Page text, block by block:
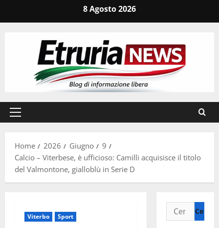
8 Agosto 2026
Menu
Home
2026 Giugno
9
Calcio – Viterbese, è ufficioso: Camilli acquisisce il titolo
del Valmontone, gialloblù in Serie D
Viterbo Sport
Ricerca
per: